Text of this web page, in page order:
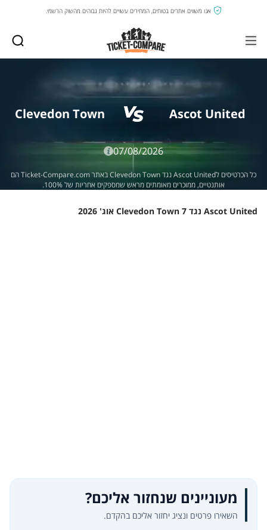
אנו משווים אתרים בטוחים, המחירים עשויים להיות גבוהים מהשוק הרשמי.
Ascot United
Clevedon Town
07/08/2026
כל הכרטיסים לAscot United נגד Clevedon Town באתר Ticket-Compare.com הם
אותנטיים, ממוכרים מאומתים מראש שמספקים אחריות של 100%.
Ascot United נגד Clevedon Town 7 אוג' 2026
מעוניינים שנחזור אליכם?
השאירו פרטים ונציג יחזור אליכם בהקדם.